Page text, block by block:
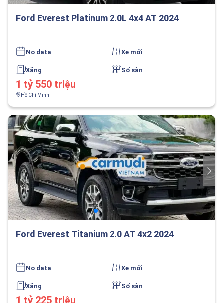
Ford Everest Platinum 2.0L 4x4 AT 2024
No data Xe mới
Xăng Số sàn
1 tỷ 550 triệu
Hồ Chí Minh
Ford Everest Titanium 2.0 AT 4x2 2024
No data Xe mới
Xăng Số sàn
1 tỷ 225 triệu